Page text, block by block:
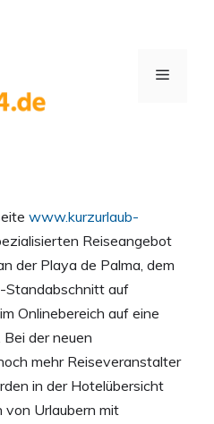
Menü
www.kurzurlaub-
Reiseangebot
der Playa de Palma, dem
Standabschnitt auf
Onlinebereich auf eine
der neuen
mehr Reiseveranstalter
in der Hotelübersicht
Urlaubern mit